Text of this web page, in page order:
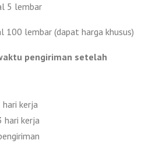
5 lembar
100 lembar (dapat harga khusus)
pengiriman setelah
kerja
hari kerja